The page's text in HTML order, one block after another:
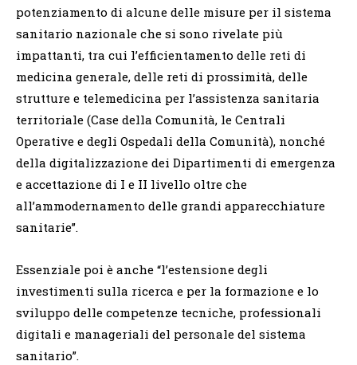
potenziamento di alcune delle misure per il sistema
sanitario nazionale che si sono rivelate più
impattanti, tra cui l’efficientamento delle reti di
medicina generale, delle reti di prossimità, delle
strutture e telemedicina per l’assistenza sanitaria
territoriale (Case della Comunità, le Centrali
Operative e degli Ospedali della Comunità), nonché
della digitalizzazione dei Dipartimenti di emergenza
e accettazione di I e II livello oltre che
all’ammodernamento delle grandi apparecchiature
sanitarie”.
Essenziale poi è anche “l’estensione degli
investimenti sulla ricerca e per la formazione e lo
sviluppo delle competenze tecniche, professionali
digitali e manageriali del personale del sistema
sanitario”.